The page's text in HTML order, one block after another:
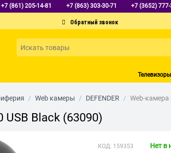
+7 (861) 205-14-81 +7 (863) 303-30-71 +7 (3652)
Телевизоры
/ Web камеры / DEFENDER / Web-камера
USB Black (63090)
КОД: 159353 Нет в